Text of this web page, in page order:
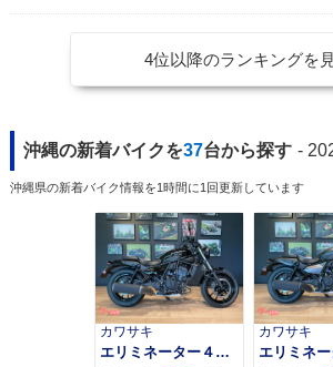
4位以降のランキングを
沖縄の新着バイクを37台から探す -
沖縄県の新着バイク情報を1時間に1回更新しています
カワサキ
エリミネーター４００
カワサキ